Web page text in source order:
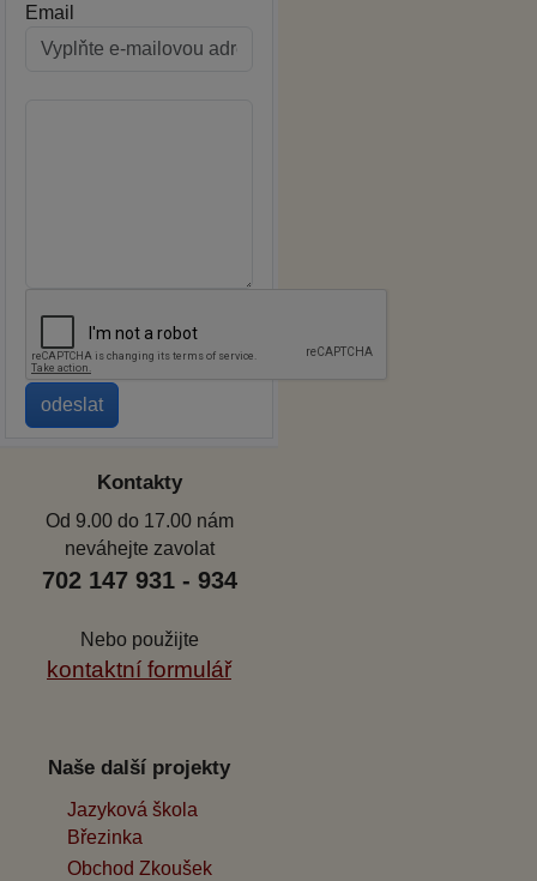
Email
Kontakty
Od 9.00 do 17.00 nám
neváhejte zavolat
702 147 931 - 934
Nebo použijte
kontaktní formulář
Naše další projekty
Jazyková škola
Březinka
Obchod Zkoušek